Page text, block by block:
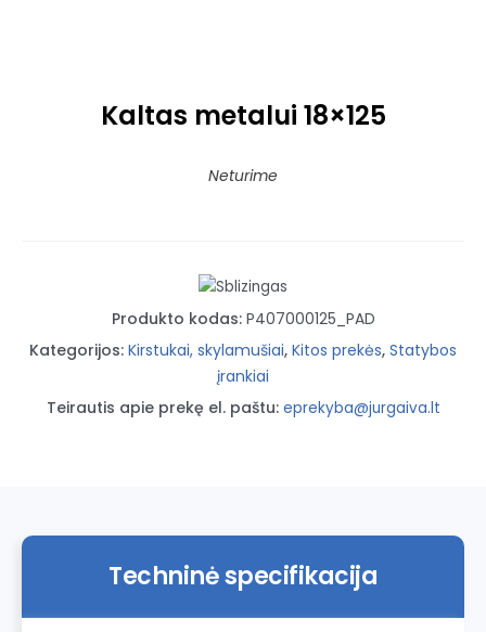
Kaltas metalui 18×125
Neturime
Produkto kodas: P407000125_PAD
Kategorijos: Kirstukai, skylamušiai, Kitos prekės, Statybos
įrankiai
Teirautis apie prekę el. paštu: eprekyba@jurgaiva.lt
Techninė specifikacija